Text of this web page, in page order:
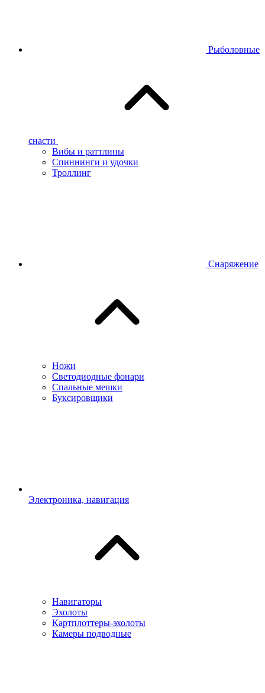
Рыболовные
снасти
Вибы и раттлины
Спиннинги и удочки
Троллинг
Снаряжение
Ножи
Светодиодные фонари
Спальные мешки
Буксировщики
Электроника, навигация
Навигаторы
Эхолоты
Картплоттеры-эхолоты
Камеры подводные